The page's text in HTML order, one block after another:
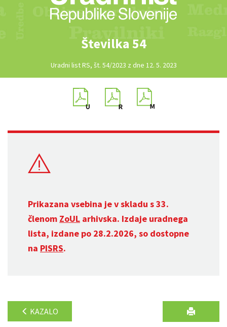
Številka 54
Uradni list RS, št. 54/2023 z dne 12. 5. 2023
Prikazana vsebina je v skladu s 33.
členom ZoUL arhivska. Izdaje uradnega
lista, izdane po 28.2.2026, so dostopne
na PISRS.
KAZALO